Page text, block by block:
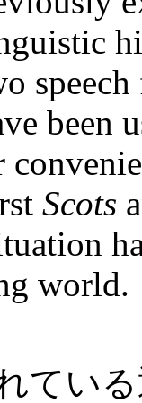
been
Scots
world.
てい